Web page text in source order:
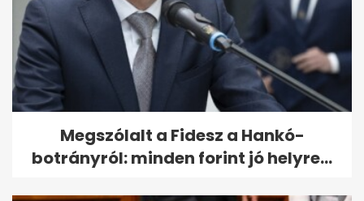
Megszólalt a Fidesz a Hankó-
botrányról: minden forint jó helyre...